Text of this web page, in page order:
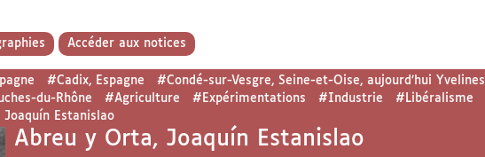
Accéder aux notices
#Cadix, Espagne
#Condé-sur-Vesgre, Seine-et-Oise, aujourd’hui Yvelines
du-Rhône
#Agriculture #Expérimentations #Industrie #Libéralisme
Estanislao
Abreu y Orta, Joaquín Estanislao